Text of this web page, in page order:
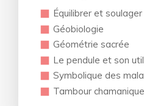
Équilibrer et soulager
Géobiologie
Géométrie sacrée
Le pendule et son
Symbolique des
Tambour